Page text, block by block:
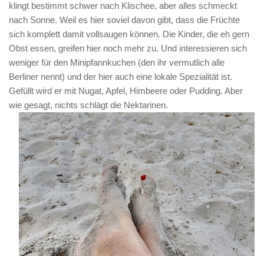
klingt bestimmt schwer nach Klischee, aber alles schmeckt
nach Sonne. Weil es hier soviel davon gibt, dass die Früchte
sich komplett damit vollsaugen können. Die Kinder, die eh gern
Obst essen, greifen hier noch mehr zu. Und interessieren sich
weniger für den Minipfannkuchen (den ihr vermutlich alle
Berliner nennt) und der hier auch eine lokale Spezialität ist.
Gefüllt wird er mit Nugat, Apfel, Himbeere oder Pudding. Aber
wie gesagt, nichts schlägt die Nektarinen.